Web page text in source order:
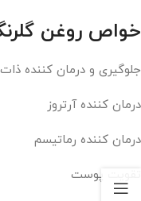
خواص روغن
جلوگیری و درمان کننده ذات
درمان کننده آرتروز
درمان کننده رماتیسم
تقویت پوست